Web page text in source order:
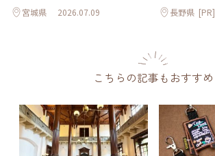
宮城県 2026.07.09 長野県 [PR]
こちらの記事もおすすめ